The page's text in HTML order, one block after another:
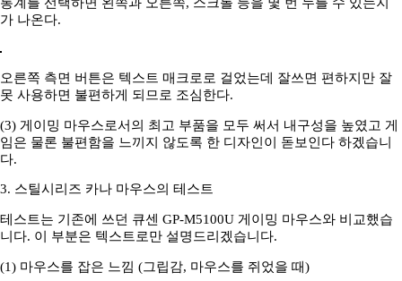
가 나온다.
오른쪽 측면 버튼은 텍스트 매크로로 걸었는데 잘쓰면 편하지만 잘
못 사용하면 불편하게 되므로 조심한다.
(3) 게이밍 마우스로서의 최고 부품을 모두 써서 내구성을 높였고 게
임은 물론 불편함을 느끼지 않도록 한 디자인이 돋보인다 하겠습니
다.
3. 스틸시리즈 카나 마우스의 테스트
테스트는 기존에 쓰던 큐센 GP-M5100U 게이밍 마우스와 비교했습
니다. 이 부분은 텍스트로만 설명드리겠습니다.
(1) 마우스를 잡은 느낌 (그립감, 마우스를 쥐었을 때)